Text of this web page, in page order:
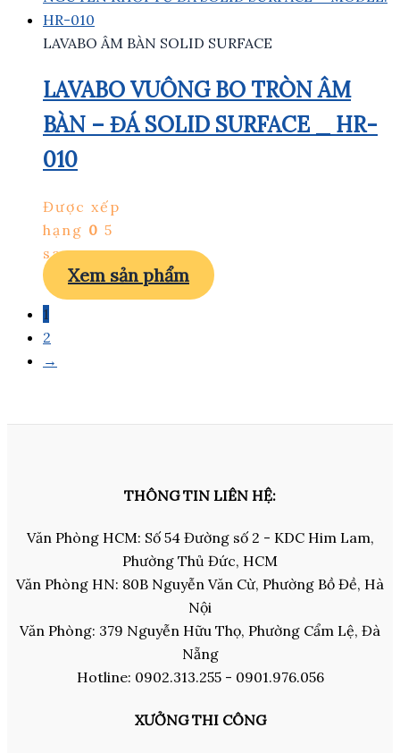
LAVABO ÂM BÀN SOLID SURFACE
LAVABO VUÔNG BO TRÒN ÂM
BÀN – ĐÁ SOLID SURFACE _ HR-
010
Được xếp
hạng 0 5
sao
Xem sản phẩm
1
2
→
THÔNG TIN LIÊN HỆ:
Văn Phòng HCM: Số 54 Đường số 2 - KDC Him Lam,
Phường Thủ Đức, HCM
Văn Phòng HN: 80B Nguyễn Văn Cừ, Phường Bồ Đề, Hà
Nội
Văn Phòng: 379 Nguyễn Hữu Thọ, Phường Cẩm Lệ, Đà
Nẵng
Hotline: 0902.313.255 - 0901.976.056
XƯỞNG THI CÔNG